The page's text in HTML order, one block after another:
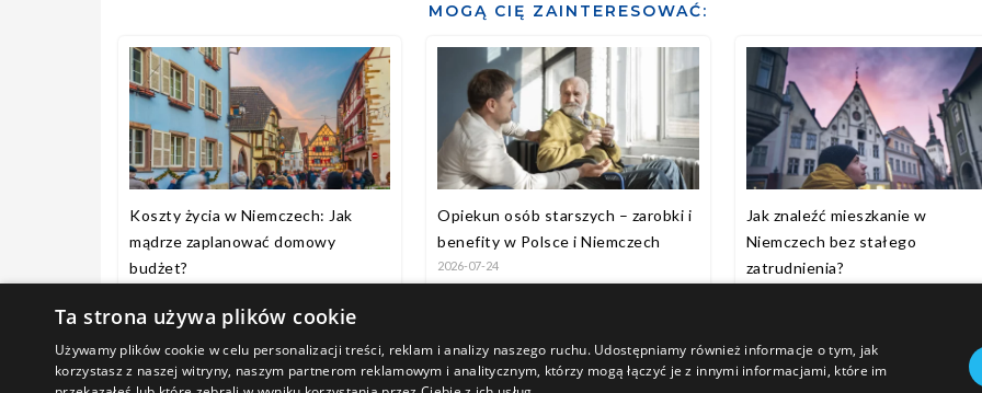
MOGĄ CIĘ ZAINTERESOWAĆ:
Koszty życia w Niemczech: Jak
mądrze zaplanować domowy
budżet?
Opiekun osób starszych – zarobki i
benefity w Polsce i Niemczech
2026-07-24
Jak znaleźć mieszkanie w
Niemczech bez stałego
zatrudnienia?
Ta strona używa plików cookie
Używamy plików cookie w celu personalizacji treści, reklam i analizy naszego ruchu. Udostępniamy również informacje o tym, jak
korzystasz z naszej witryny, naszym partnerom reklamowym i analitycznym, którzy mogą łączyć je z innymi informacjami, które im